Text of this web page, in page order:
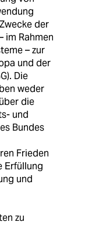
der
im Rahmen
– zur
und der
Die
weder
die
und
Bundes
Frieden
Erfüllung
und
zu